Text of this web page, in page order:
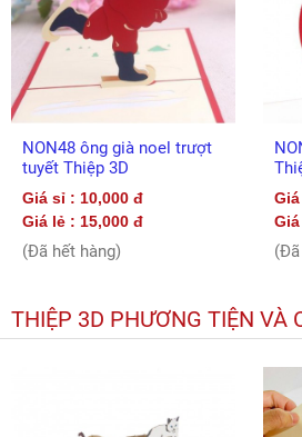
NON48 ông già noel trượt
tuyết Thiệp 3D
Giá sỉ : 10,000 đ
Giá lẻ : 15,000 đ
(Đã hết hàng)
THIỆP 3D PHƯƠNG TIỆN VÀ